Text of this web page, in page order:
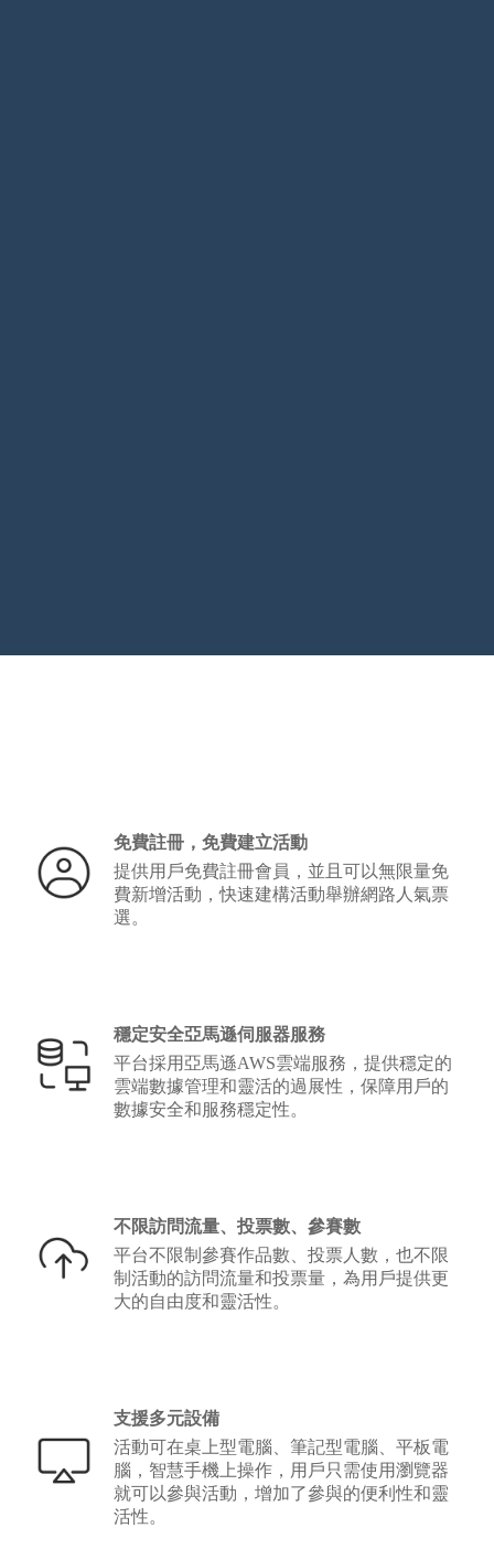
免費註冊，免費建立活動
提供用戶免費註冊會員，並且可以無限量免
費新增活動，快速建構活動舉辦網路人氣票
選。
穩定安全亞馬遜伺服器服務
平台採用亞馬遜AWS雲端服務，提供穩定的
雲端數據管理和靈活的過展性，保障用戶的
數據安全和服務穩定性。
不限訪問流量、投票數、參賽數
平台不限制參賽作品數、投票人數，也不限
制活動的訪問流量和投票量，為用戶提供更
大的自由度和靈活性。
支援多元設備
活動可在桌上型電腦、筆記型電腦、平板電
腦，智慧手機上操作，用戶只需使用瀏覽器
就可以參與活動，增加了參與的便利性和靈
活性。